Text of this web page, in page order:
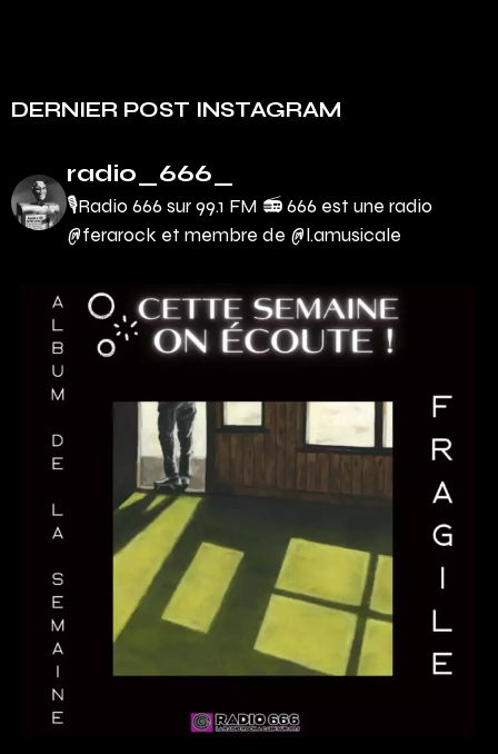
DERNIER POST INSTAGRAM
radio_666_
🎙Radio 666 sur 99.1 FM 📻666 est une radio
@ferarock et membre de @l.amusicale